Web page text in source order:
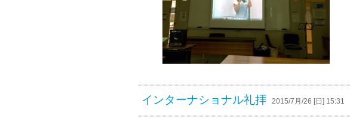
インターナショナル礼拝 2015/7月/26 [日] 15:31